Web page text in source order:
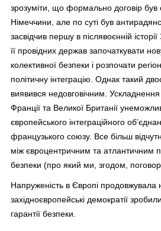
зрозуміти, що формально договір
Німеччини, але по суті був
засвідчив першу в післявоєнній
її провідних держав започаткувати
колективної безпеки і розпочати
політичну інтеграцію. Однак такий
виявився недовговічним.
Франції та Великої Британії
європейського інтеграційного
французького союзу. Все більш
між євроцентричним та атлантичним
безпеки (про який ми, згодом,
Напруженість в Європі продовжувала
західноєвропейські демократії
гарантії безпеки.